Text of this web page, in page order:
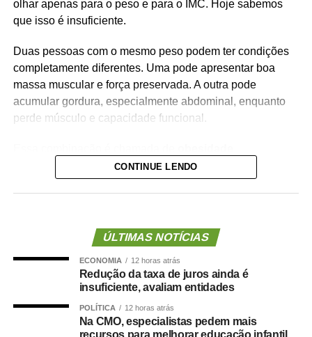
olhar apenas para o peso e para o IMC. Hoje sabemos
que isso é insuficiente.
Duas pessoas com o mesmo peso podem ter condições
completamente diferentes. Uma pode apresentar boa
massa muscular e força preservada. A outra pode
acumular gordura, especialmente abdominal, enquanto
perde músculo e capacidade funcional.
Ela reúne dois problemas importantes: excesso de
muscular. Além de aumentar o risco de fragilidade,
quedas, diabetes e doenças cardiovasculares, novas
evidências mostram que essa condição também pode
estar associada a maior risco de demência.
O que a ciência mostra :
CONTINUE LENDO
ÚLTIMAS NOTÍCIAS
ECONOMIA 12 horas atrás
Redução da taxa de juros ainda é
insuficiente, avaliam entidades
POLÍTICA 12 horas atrás
Na CMO, especialistas pedem mais
recursos para melhorar educação infantil